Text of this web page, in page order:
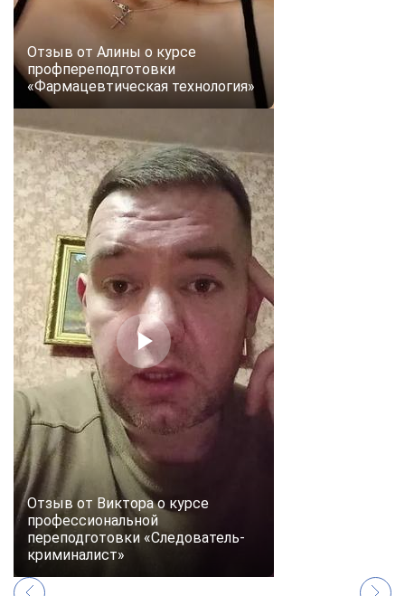
Отзыв от Алины о курсе
профпереподготовки
«Фармацевтическая технология»
Отзыв от Виктора о курсе
профессиональной
переподготовки «Следователь-
криминалист»
ChatApp
online
Мессенджеры
Свяжитесь с нами через любой удобный мессенджер!
Telegram
Vkontakte